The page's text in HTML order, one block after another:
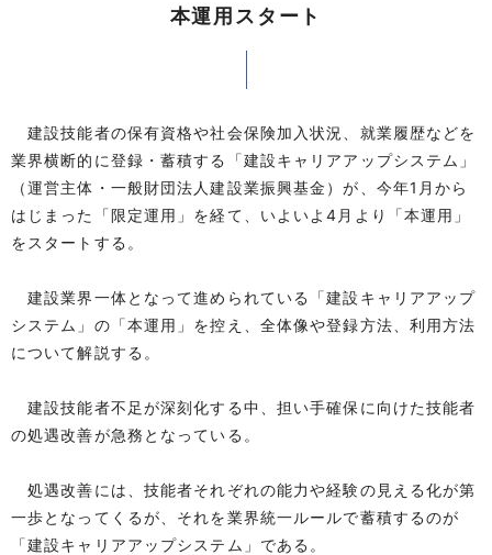
本運用スタート
建設技能者の保有資格や社会保険加入状況、就業履歴などを
業界横断的に登録・蓄積する「建設キャリアアップシステム」
（運営主体・一般財団法人建設業振興基金）が、今年1月から
はじまった「限定運用」を経て、いよいよ4月より「本運用」
をスタートする。
建設業界一体となって進められている「建設キャリアアップ
システム」の「本運用」を控え、全体像や登録方法、利用方法
について解説する。
建設技能者不足が深刻化する中、担い手確保に向けた技能者
の処遇改善が急務となっている。
処遇改善には、技能者それぞれの能力や経験の見える化が第
一歩となってくるが、それを業界統一ルールで蓄積するのが
「建設キャリアアップシステム」である。